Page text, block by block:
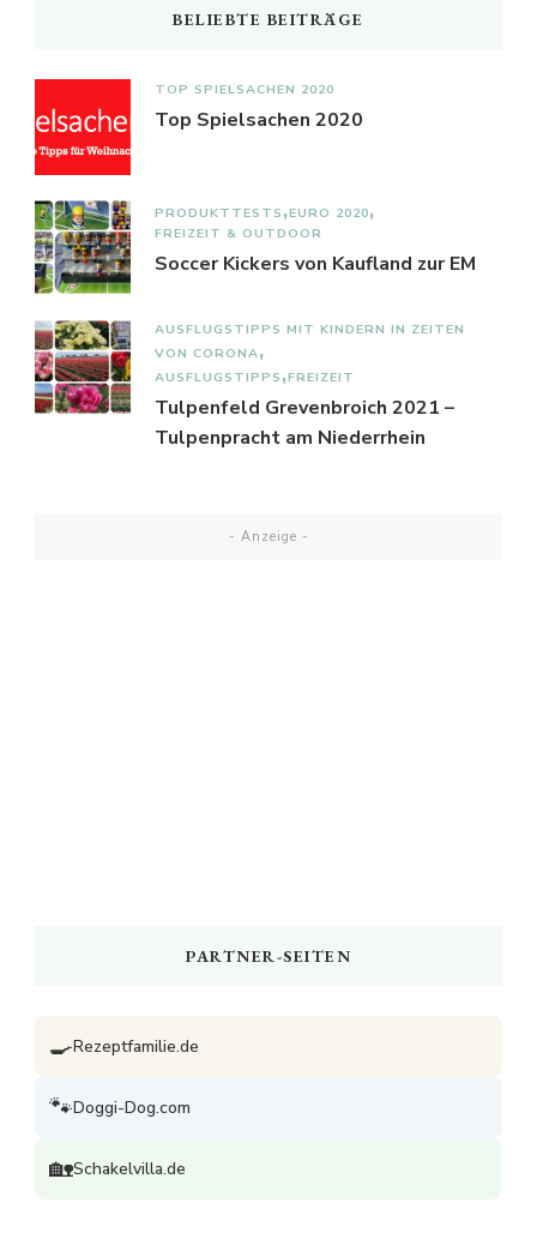
BELIEBTE BEITRÄGE
TOP SPIELSACHEN 2020
Top Spielsachen 2020
PRODUKTTESTS EURO 2020
FREIZEIT & OUTDOOR
Soccer Kickers von Kaufland zur EM
AUSFLUGSTIPPS MIT KINDERN IN ZEITEN
VON CORONA
AUSFLUGSTIPPS FREIZEIT
Tulpenfeld Grevenbroich 2021 –
Tulpenpracht am Niederrhein
- Anzeige -
PARTNER-SEITEN
🍳Rezeptfamilie.de
🐾Doggi-Dog.com
🏡Schakelvilla.de